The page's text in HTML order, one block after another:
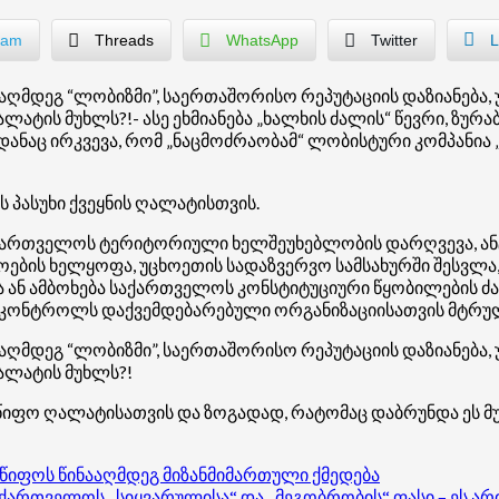
Threads WhatsApp Twitter
“ლობიზმი”, საერთაშორისო რეპუტაციის
მუხლს?!- ასე ეხმიანება „ხალხის ძალის“ წევრი,
ირკვევა, რომ „ნაცმოძრაობამ“ ლობისტური
ქვეყნის ღალატისთვის.
ტერიტორიული ხელშეუხებლობის დარღვევა,
ხელყოფა, უცხოეთის სადაზვერვო სამსახურში
ან ამბოხება საქართველოს კონსტიტუციური
დაქვემდებარებული ორგანიზაციისათვის
“ლობიზმი”, საერთაშორისო რეპუტაციის
მუხლს?!
ღალატისათვის და ზოგადად, რატომაც დაბრუნდა ეს
წინააღმდეგ მიზანმიმართული ქმედება